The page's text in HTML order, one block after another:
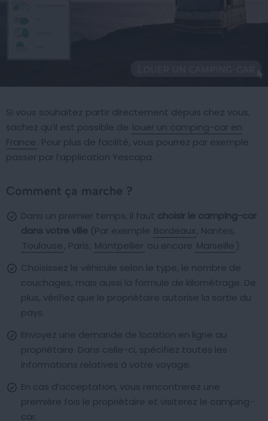
Si vous souhaitez partir directement depuis chez vous,
sachez qu’il est possible de louer un camping-car en
France . Pour plus de facilité, vous pourrez par exemple
passer par l’application Yescapa.
Comment ça marche ?
Dans un premier temps, il faut choisir le camping-car
dans votre ville (Par exemple Bordeaux, Nantes,
Toulouse, Paris, Montpellier ou encore Marseille).
Choisissez le véhicule selon le type, le nombre de
couchages, mais aussi la formule de kilométrage. De
plus, vérifiez que le propriétaire autorise la sortie du
pays.
Envoyez une demande de location en ligne au
propriétaire. Dans celle-ci, spécifiez toutes les
informations relatives à votre voyage.
En cas d’acceptation, vous rencontrerez une
première fois le propriétaire et visiterez le camping-
car.